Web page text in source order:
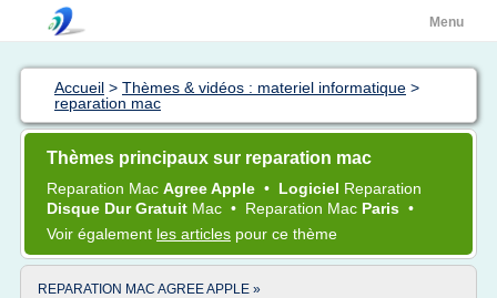
Menu
Accueil > Thèmes & vidéos : materiel informatique >
reparation mac
Thèmes principaux sur reparation mac
Reparation Mac Agree Apple • Logiciel Reparation
Disque Dur Gratuit Mac • Reparation Mac Paris •
Voir également les articles pour ce thème
REPARATION MAC AGREE APPLE »